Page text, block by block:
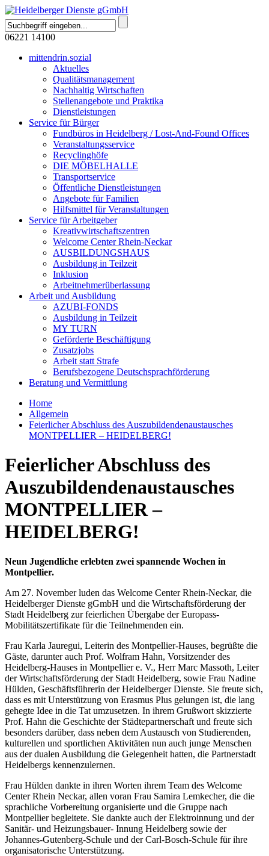
06221 14100
mittendrin.sozial
Aktuelles
Qualitätsmanagement
Nachhaltig Wirtschaften
Stellenangebote und Praktika
Dienstleistungen
Service für Bürger
Fundbüros in Heidelberg / Lost-And-Found Offices
Veranstaltungsservice
Recyclinghöfe
DIE MÖBELHALLE
Transportservice
Öffentliche Dienstleistungen
Angebote für Familien
Hilfsmittel für Veranstaltungen
Service für Arbeitgeber
Kreativwirtschaftszentren
Welcome Center Rhein-Neckar
AUSBILDUNGSHAUS
Ausbildung in Teilzeit
Inklusion
Arbeitnehmerüberlassung
Arbeit und Ausbildung
AZUBI-FONDS
Ausbildung in Teilzeit
MY TURN
Geförderte Beschäftigung
Zusatzjobs
Arbeit statt Strafe
Berufsbezogene Deutschsprachförderung
Beratung und Vermittlung
Home
Allgemein
Feierlicher Abschluss des Auszubildendenaustausches
MONTPELLIER – HEIDELBERG!
Feierlicher Abschluss des
Auszubildendenaustausches
MONTPELLIER –
HEIDELBERG!
Neun Jugendliche erlebten zwei spannende Wochen in
Montpellier.
Am 27. November luden das Welcome Center Rhein-Neckar, die
Heidelberger Dienste gGmbH und die Wirtschaftsförderung der
Stadt Heidelberg zur feierlichen Übergabe der Europass-
Mobilitätszertifikate für die Teilnehmenden ein.
Frau Karla Jauregui, Leiterin des Montpellier-Hauses, begrüßte die
Gäste, darunter auch Prof. Wolfram Hahn, Vorsitzender des
Heidelberg-Hauses in Montpellier e. V., Herr Marc Massoth, Leiter
der Wirtschaftsförderung der Stadt Heidelberg, sowie Frau Nadine
Hülden, Geschäftsführerin der Heidelberger Dienste. Sie freute sich,
dass es mit Unterstützung von Erasmus Plus gelungen ist, die lang
gehegte Idee in die Tat umzusetzen. In ihrem Grußwort skizzierte
Prof. Hahn die Geschichte der Städtepartnerschaft und freute sich
besonders darüber, dass neben dem Austausch von Studierenden,
kulturellen und sportlichen Aktivitäten nun auch junge Menschen
aus der dualen Ausbildung die Gelegenheit hatten, die Partnerstadt
Heidelbergs kennenzulernen.
Frau Hülden dankte in ihren Worten ihrem Team des Welcome
Center Rhein Neckar, allen voran Frau Samira Lemkecher, die die
sprachliche Vorbereitung organisierte und die Gruppe nach
Montpellier begleitete. Sie dankte auch der Elektroinnung und der
Sanitär- und Heizungsbauer- Innung Heidelberg sowie der
Johannes-Gutenberg-Schule und der Carl-Bosch-Schule für ihre
organisatorische Unterstützung.